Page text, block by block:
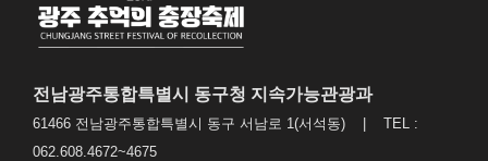
전남광주통합특별시 동구청 지속가능관광과
61466 전남광주통합특별시 동구 서남로 1(서석동) | TEL :
062.608.4672~4675